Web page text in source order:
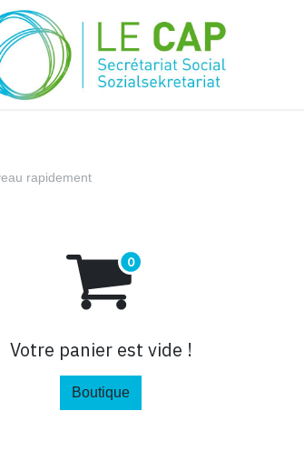
rapidement
Votre panier est vide !
Boutique